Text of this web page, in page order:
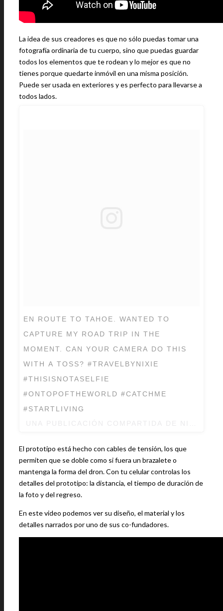
La idea de sus creadores es que no sólo puedas tomar una
fotografía ordinaria de tu cuerpo, sino que puedas guardar
todos los elementos que te rodean y lo mejor es que no
tienes porque quedarte inmóvil en una misma posición.
Puede ser usada en exteriores y es perfecto para llevarse a
todos lados.
EN ROUTE TO TAHOE. WANTED TO
CAPTURE MY ROAD TRIP IN THE
MOMENT. CAN YOUR CAMERA DO THIS
WITH A TOSS? #TRAVELBYNIXIE
#THISISNOTASELFIE
#ONTOPOFTHEWORLD #CATCHME
#STARTLIVING
El prototipo está hecho con cables de tensión, los que
permiten que se doble como si fuera un brazalete o
mantenga la forma del dron. Con tu celular controlas los
detalles del prototipo: la distancia, el tiempo de duración de
la foto y del regreso.
En este video podemos ver su diseño, el material y los
detalles narrados por uno de sus co-fundadores.